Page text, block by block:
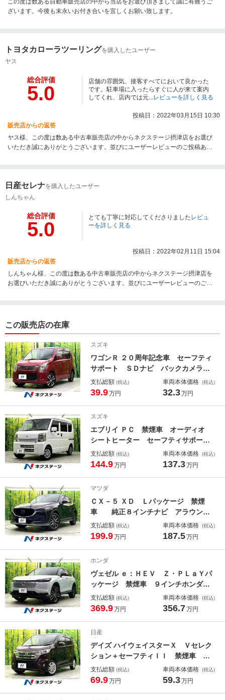
ざいます。今後も末永いお付き合いを宜しくお願い致します。
トヨタカローラツーリングを購入したユーザー
ヤス
総合評価
5.0
店舗の雰囲気、接客すべてにおいて良かった
です。駐車場に入ったらすぐに人が来て案内
してくれ、店内では元... レビューを詳しく見る
投稿日：2022年03月15日 10:30
販売店からの返答
ヤス様、この度は数ある中古車販売店の中からネクステージ摂津店をお選び
いただき誠にありがとうございます。並びにユーザーレビューのご投稿あり
不明点やご質問などございましたらお気軽にお声がけ下さい。今後とも末永
日産セレナを購入したユーザー
しんちゃん
総合評価
5.0
とても丁寧に対応してくださりましたレビュ
ーを詳しく見る
投稿日：2022年02月11日 15:04
販売店からの返答
しんちゃん様、この度は数ある中古車販売店の中からネクステージ摂津店を
お選びいただき誠にありがとうございます。並びにユーザーレビューのご投
含めご不明点やご質問などございましたらお気軽にお声がけ下さい。今後と
この販売店の在庫
スズキ
ワゴンＲ ２０周年記念車 セーフティ
サポート ＳＤナビ バックカメラ
シートヒーター スマートキー ＨＩ
Ｄヘッドラ井と ＥＴＣ 純正１５イ
煙車
支払総額 (税込)
39.9万円
車両本体価格 (税込)
32.3万円
スズキ
エブリイ ＰＣ 禁煙車 オーディオ
シートヒーター セーフティサポー
ト ＥＴＣ ドライブレコーダー 電
動格納ミラー キーレス ＬＥＤヘッ
支払総額 (税込)
144.9万円
車両本体価格 (税込)
137.3万円
マツダ
ＣＸ－５ ＸＤ Ｌパッケージ 禁煙
車 純正８インチナビ アラウンド
ビュモニター ヘッドアップディスプ
レイ メモリーシート シートヒータ
コントロール
支払総額 (税込)
199.9万円
車両本体価格 (税込)
187.5万円
ホンダ
ヴェゼル ｅ：ＨＥＶ Ｚ・ＰＬａＹパ
ッケージ 禁煙車 ９インチホンダコ
ネクトディスプレイ バックカメラ
ホンダセンシング シートヒーター
ＥＴＣ２．０ ドラレコ スマートキ
ー
支払総額 (税込)
369.9万円
車両本体価格 (税込)
356.7万円
日産
デイズ ハイウェイスターＸ Ｖセレク
ション＋セーフティＩＩ 禁煙車 ア
ラウンドビューモニター エマージェ
ンシーブレーキ ディスプレイオーデ
支払総額 (税込)
69.9万円
車両本体価格 (税込)
59.3万円